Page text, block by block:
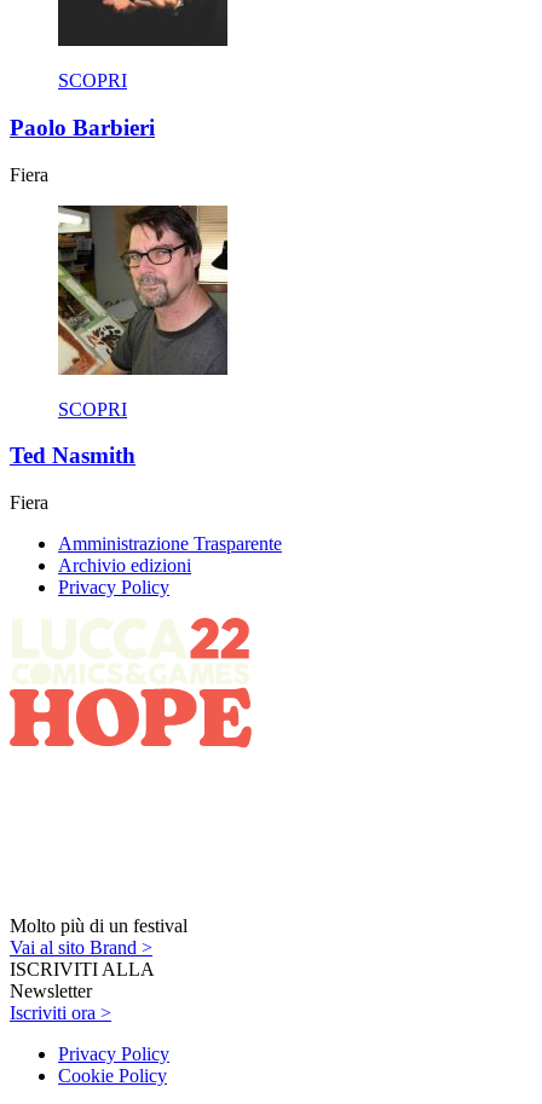
SCOPRI
Paolo Barbieri
Fiera
SCOPRI
Ted Nasmith
Fiera
Amministrazione Trasparente
Archivio edizioni
Privacy Policy
Molto più di un festival
Vai al sito Brand >
ISCRIVITI ALLA
Newsletter
Iscriviti ora >
Privacy Policy
Cookie Policy